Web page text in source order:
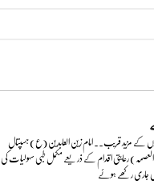
کے مزید قریب.. امام زین العابدین (ع) ہسپتال
رعایتی اقدام کے ذریعے مکمل طبی سہولیات کی
جاری رکھے ہوئے